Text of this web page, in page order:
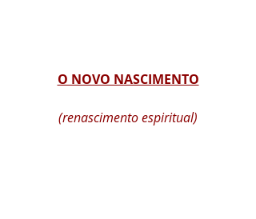
O NOVO NASCIMENTO
(renascimento espiritual)